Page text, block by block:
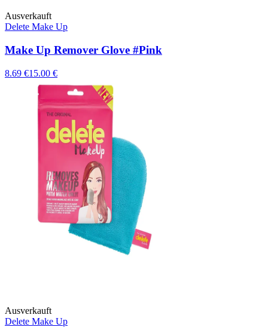
Ausverkauft
Delete Make Up
Make Up Remover Glove #Pink
8.69 €15.00 €
Ausverkauft
Delete Make Up